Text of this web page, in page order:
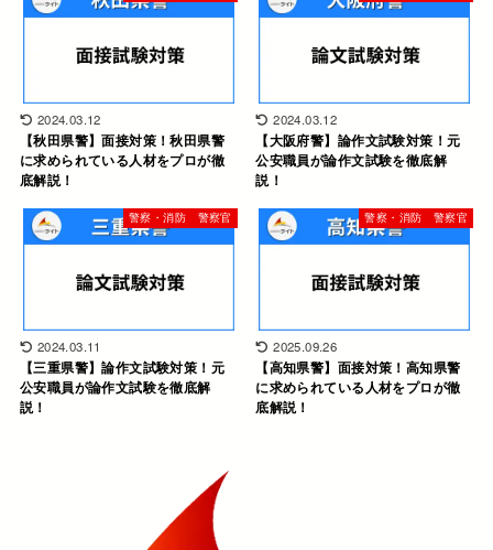
2024.03.12
【秋田県警】面接対策！秋田県警
に求められている人材をプロが徹
底解説！
2024.03.12
【大阪府警】論作文試験対策！元
公安職員が論作文試験を徹底解
説！
警察・消防 警察官
2024.03.11
【三重県警】論作文試験対策！元
公安職員が論作文試験を徹底解
説！
警察・消防 警察官
2025.09.26
【高知県警】面接対策！高知県警
に求められている人材をプロが徹
底解説！